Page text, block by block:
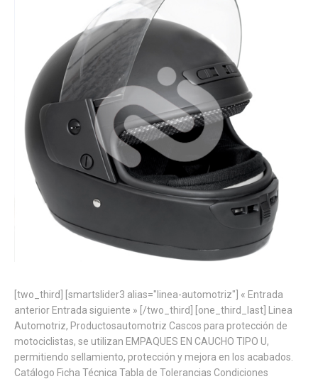
[two_third] [smartslider3 alias="linea-automotriz"] « Entrada
anterior Entrada siguiente » [/two_third] [one_third_last] Linea
Automotriz, Productosautomotriz Cascos para protección de
motociclistas, se utilizan EMPAQUES EN CAUCHO TIPO U,
permitiendo sellamiento, protección y mejora en los acabados.
Catálogo Ficha Técnica Tabla de Tolerancias Condiciones